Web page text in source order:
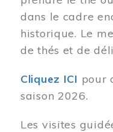
dans le cadre
historique. Le
de thés et de
Cliquez ICI pour
saison 2026.
Les visites